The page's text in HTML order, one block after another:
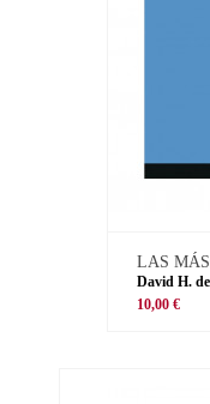
LAS
David H.
10,00 €